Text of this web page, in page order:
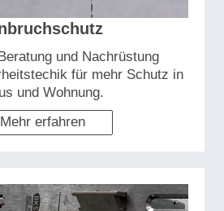
und Nachrüstung
für mehr Schutz in
und Wohnung.
Mehr erfahren